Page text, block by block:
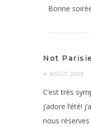
Bonne
Not
4 AOÛT 2015
C’est très
j’adore l’été!
nous